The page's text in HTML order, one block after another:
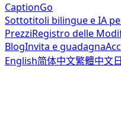
CaptionGo
Sottotitoli bilingue e IA
PrezziRegistro delle
BlogInvita e guadagna
English简体中文繁體中文